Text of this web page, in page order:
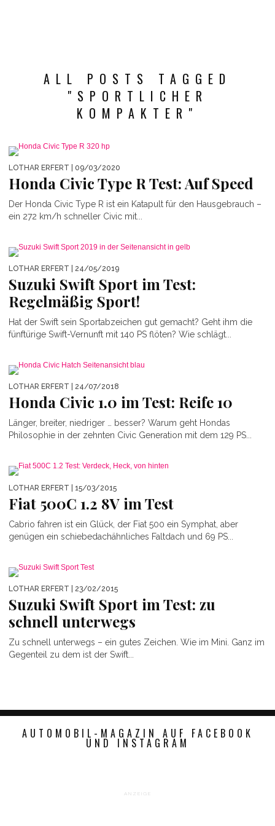
ALL POSTS TAGGED
"SPORTLICHER
KOMPAKTER"
LOTHAR ERFERT | 09/03/2020
Honda Civic Type R Test: Auf Speed
Der Honda Civic Type R ist ein Katapult für den Hausgebrauch –
ein 272 km/h schneller Civic mit...
LOTHAR ERFERT | 24/05/2019
Suzuki Swift Sport im Test:
Regelmäßig Sport!
Hat der Swift sein Sportabzeichen gut gemacht? Geht ihm die
fünftürige Swift-Vernunft mit 140 PS flöten? Wie schlägt...
LOTHAR ERFERT | 24/07/2018
Honda Civic 1.0 im Test: Reife 10
Länger, breiter, niedriger … besser? Warum geht Hondas
Philosophie in der zehnten Civic Generation mit dem 129 PS...
LOTHAR ERFERT | 15/03/2015
Fiat 500C 1.2 8V im Test
Cabrio fahren ist ein Glück, der Fiat 500 ein Symphat, aber
genügen ein schiebedachähnliches Faltdach und 69 PS...
LOTHAR ERFERT | 23/02/2015
Suzuki Swift Sport im Test: zu
schnell unterwegs
Zu schnell unterwegs – ein gutes Zeichen. Wie im Mini. Ganz im
Gegenteil zu dem ist der Swift...
AUTOMOBIL-MAGAZIN AUF FACEBOOK
UND INSTAGRAM
ANZEIGE